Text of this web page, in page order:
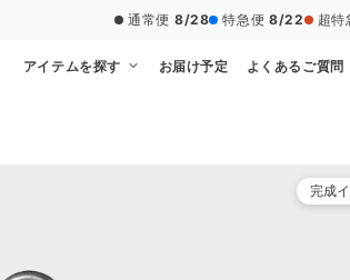
通常便 8/28 特急便 8/22 超特
アイテムを探す お届け予定 よくあるご質問
完成